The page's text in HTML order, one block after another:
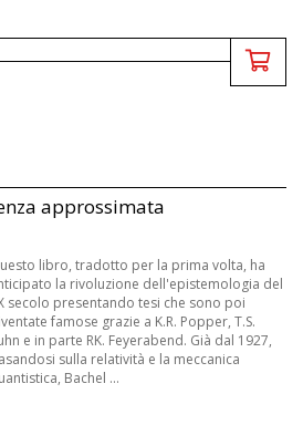
approssimata
libro, tradotto per la prima volta, ha
la rivoluzione dell'epistemologia del
secolo presentando tesi che sono poi
famose grazie a K.R. Popper, T.S.
e in parte RK. Feyerabend. Già dal 1927,
sulla relatività e la meccanica
Bachel ...